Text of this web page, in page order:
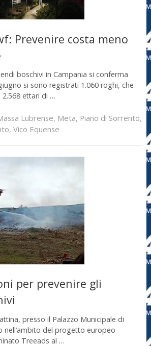
Prevenire costa meno
boschivi in Campania si conferma
si sono registrati 1.060 roghi, che
ettari di …
Lubrense, Meta, Piano di Sorrento,
, Vico Equense
per prevenire gli
presso il Palazzo Municipale di
nell’ambito del progetto europeo
Treeads al …